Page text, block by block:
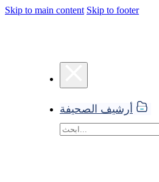
Skip to main content Skip to footer
أرشيف الصحيفة